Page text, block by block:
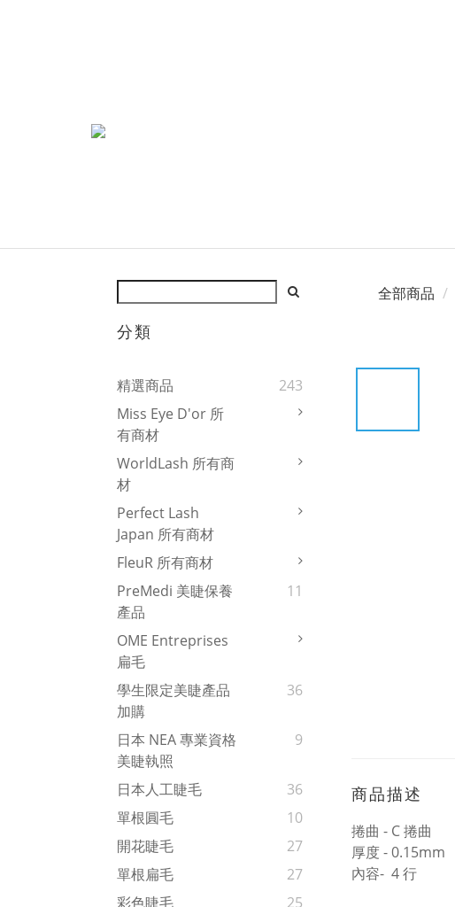
分類
精選商品
243
Miss Eye D'or 所
有商材
WorldLash 所有商
材
Perfect Lash
Japan 所有商材
FleuR 所有商材
PreMedi 美睫保養
產品
11
OME Entreprises
扁毛
學生限定美睫產品
加購
36
日本 NEA 專業資格
美睫執照
9
日本人工睫毛
36
單根圓毛
10
開花睫毛
27
單根扁毛
27
彩色睫毛
25
全部商品
商品描述
捲曲 - C 捲曲
厚度 - 0.15mm
內容- 4 行